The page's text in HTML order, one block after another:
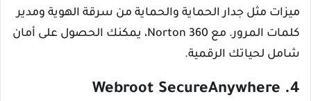
ميزات مثل جدار الحماية والحماية من سرقة الهوية ومدير
كلمات المرور. مع Norton 360، يمكنك الحصول على أمان
شامل لحياتك الرقمية.
4. Webroot SecureAnywhere